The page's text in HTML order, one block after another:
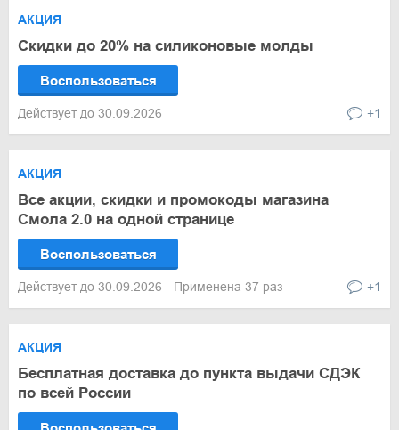
АКЦИЯ
Скидки до 20% на силиконовые молды
Воспользоваться
Действует до 30.09.2026 +1
АКЦИЯ
Все акции, скидки и промокоды магазина
Смола 2.0 на одной странице
Воспользоваться
Действует до 30.09.2026 Применена 37 раз +1
АКЦИЯ
Бесплатная доставка до пункта выдачи СДЭК
по всей России